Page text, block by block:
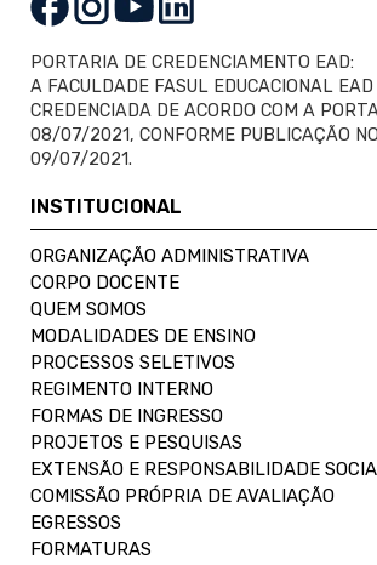
PORTARIA DE CREDENCIAMENTO EAD:
A FACULDADE FASUL EDUCACIONAL EAD
CREDENCIADA DE ACORDO COM A
08/07/2021, CONFORME PUBLICAÇÃO NO
09/07/2021.
INSTITUCIONAL
ORGANIZAÇÃO ADMINISTRATIVA
CORPO DOCENTE
QUEM SOMOS
MODALIDADES DE ENSINO
PROCESSOS SELETIVOS
REGIMENTO INTERNO
FORMAS DE INGRESSO
PROJETOS E PESQUISAS
EXTENSÃO E RESPONSABILIDADE
COMISSÃO PRÓPRIA DE AVALIAÇÃO
EGRESSOS
FORMATURAS